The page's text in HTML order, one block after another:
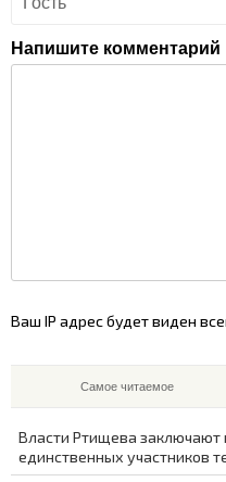
Напишите комментарий
Ваш IP адрес будет виден
Самое читаемое
Власти Ртищева заключают
единственных участников